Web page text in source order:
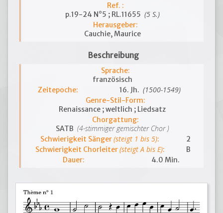
Ref. :
p.19-24 N°5 ; RL.11655 (5 S.)
Herausgeber:
Cauchie, Maurice
Beschreibung
Sprache:
französisch
Zeitepoche:
16. Jh. (1500-1549)
Genre-Stil-Form:
Renaissance ; weltlich ; Liedsatz
Chorgattung:
SATB (4-stimmiger gemischter Chor )
Schwierigkeit Sänger(steigt 1 bis 5):
2
Schwierigkeit Chorleiter(steigt A bis E):
B
Dauer:
4.0 Min.